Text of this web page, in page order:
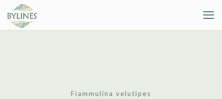
Fiammulina velutipes